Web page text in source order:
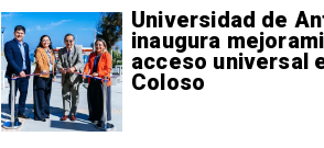
Universidad de
inaugura
acceso universal
Coloso